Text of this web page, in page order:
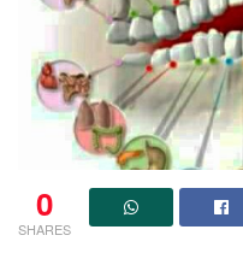
0
SHARES